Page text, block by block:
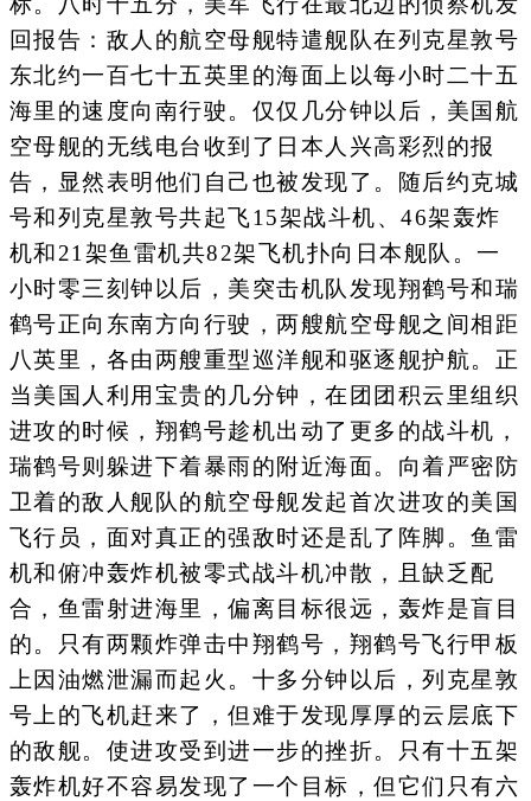
回报告：敌人的航空母舰特遣舰队在列克星敦号
东北约一百七十五英里的海面上以每小时二十五
海里的速度向南行驶。仅仅几分钟以后，美国航
空母舰的无线电台收到了日本人兴高彩烈的报
告，显然表明他们自己也被发现了。随后约克城
号和列克星敦号共起飞15架战斗机、46架轰炸
机和21架鱼雷机共82架飞机扑向日本舰队。一
小时零三刻钟以后，美突击机队发现翔鹤号和瑞
鹤号正向东南方向行驶，两艘航空母舰之间相距
八英里，各由两艘重型巡洋舰和驱逐舰护航。正
当美国人利用宝贵的几分钟，在团团积云里组织
进攻的时候，翔鹤号趁机出动了更多的战斗机，
瑞鹤号则躲进下着暴雨的附近海面。向着严密防
卫着的敌人舰队的航空母舰发起首次进攻的美国
飞行员，面对真正的强敌时还是乱了阵脚。鱼雷
机和俯冲轰炸机被零式战斗机冲散，且缺乏配
合，鱼雷射进海里，偏离目标很远，轰炸是盲目
的。只有两颗炸弹击中翔鹤号，翔鹤号飞行甲板
上因油燃泄漏而起火。十多分钟以后，列克星敦
号上的飞机赶来了，但难于发现厚厚的云层底下
的敌舰。使进攻受到进一步的挫折。只有十五架
轰炸机好不容易发现了一个目标，但它们只有六